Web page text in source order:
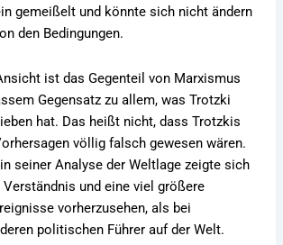
gemeißelt und könnte sich nicht ändern
den Bedingungen.
ist das Gegenteil von Marxismus
Gegensatz zu allem, was Trotzki
hat. Das heißt nicht, dass Trotzkis
völlig falsch gewesen wären.
seiner Analyse der Weltlage zeigte sich
und eine viel größere
vorherzusehen, als bei
politischen Führer auf der Welt.